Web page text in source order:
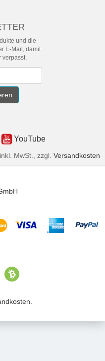
und die
E-Mail, damit
verpasst.
YouTube
inkl. MwSt., zzgl. Versandkosten